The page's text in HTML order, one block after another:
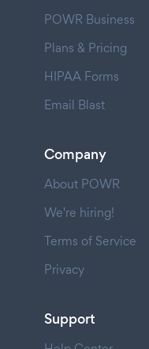
POWR Business
Plans & Pricing
HIPAA Forms
Email Blast
Company
About POWR
We're hiring!
Terms of Service
Privacy
Support